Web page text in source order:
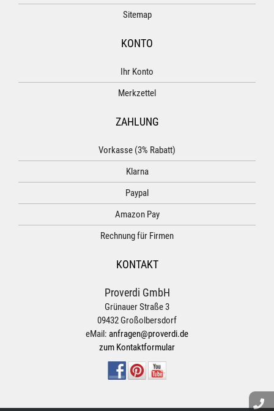
Sitemap
KONTO
Ihr Konto
Merkzettel
ZAHLUNG
Vorkasse (3% Rabatt)
Klarna
Paypal
Amazon Pay
Rechnung für Firmen
KONTAKT
Proverdi GmbH
Grünauer Straße 3
09432 Großolbersdorf
eMail: anfragen@proverdi.de
zum Kontaktformular